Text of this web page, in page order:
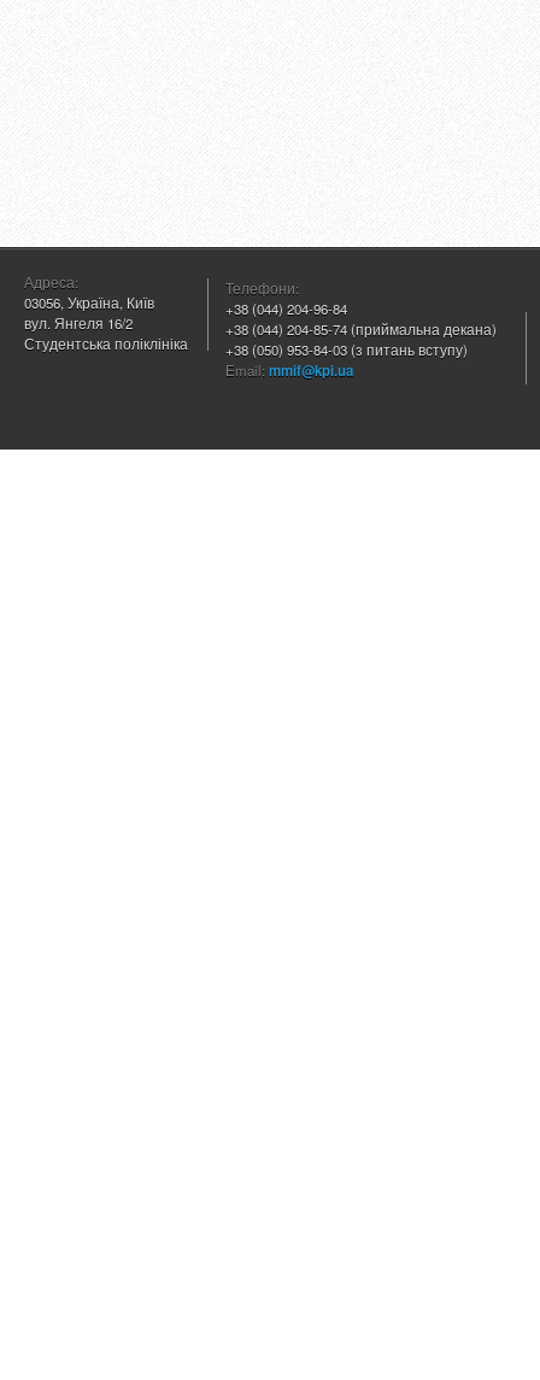
Адреса:
03056, Україна, Київ
вул. Янгеля 16/2
Студентська поліклініка
Телефони:
+38 (044) 204-96-84
+38 (044) 204-85-74 (приймальна декана)
+38 (050) 953-84-03 (з питань вступу)
Email: mmif@kpi.ua